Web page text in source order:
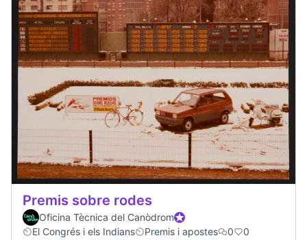
Premis sobre rodes
Oficina Tècnica del CanòdromOfficial participant
El Congrés i els Indians
Premis i apostes 0 0